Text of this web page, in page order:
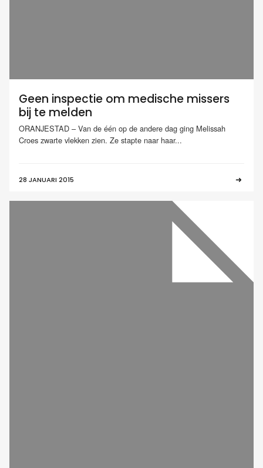
Geen inspectie om medische missers
bij te melden
ORANJESTAD – Van de één op de andere dag ging Melissah
Croes zwarte vlekken zien. Ze stapte naar haar...
28 JANUARI 2015